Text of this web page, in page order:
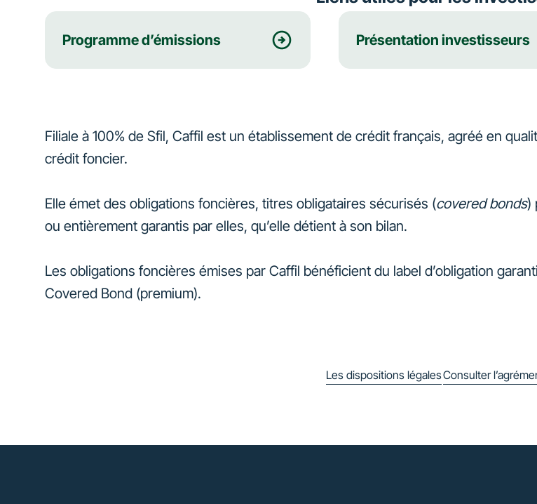
Programme d’émissions Présentation investisseurs
Filiale à 100% de Sfil, Caffil est un établissement de crédit français, agréé en
crédit foncier.
Elle émet des obligations foncières, titres obligataires sécurisés (covered bonds)
ou entièrement garantis par elles, qu’elle détient à son bilan.
Les obligations foncières émises par Caffil bénéficient du label d’obligation
Covered Bond (premium).
Les dispositions légalesConsulter